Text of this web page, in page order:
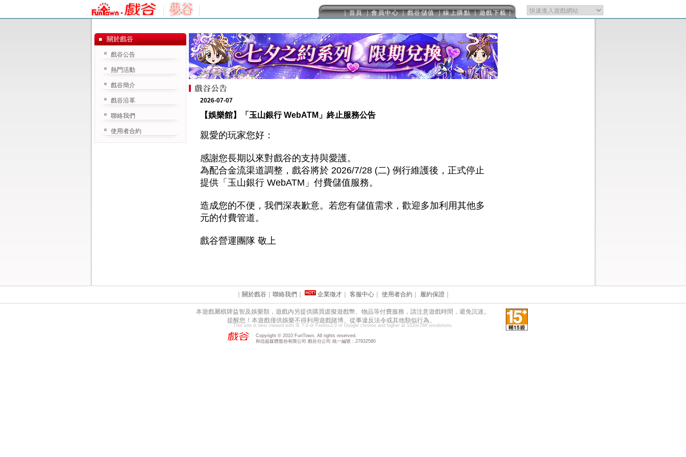
｜首頁 ｜會員中心 ｜戲谷儲值 ｜線上購點 ｜遊戲下載｜
2026-07-07
【娛樂館】「玉山銀行 WebATM」終止服務公告
親愛的玩家您好：
感謝您長期以來對戲谷的支持與愛護。
為配合金流渠道調整，戲谷將於 2026/7/28 (二) 例行維護後，正式停止
提供「玉山銀行 WebATM」付費儲值服務。
造成您的不便，我們深表歉意。若您有儲值需求，歡迎多加利用其他多
元的付費管道。
戲谷營運團隊 敬上
關於戲谷
戲谷公告
熱門活動
戲谷簡介
戲谷沿革
聯絡我們
使用者合約
關於戲谷 聯絡我們 企業徵才｜ 客服中心｜ 使用者合約｜ 履約保證｜
本遊戲屬棋牌益智及娛樂類，遊戲內另提供購買虛擬遊戲幣、物品等付費服務，請注意遊戲時間，避免沉迷。
提醒您！本遊戲僅供娛樂不得利用遊戲賭博、從事違反法令或其他類似行為。
This site is best viewed with IE 7.0 or Firefox2.0 or Google chrome and higher at 1020x768 resolutions.
Copyright © 2010 FunTown. All rights reserved.
和信超媒體股份有限公司 戲谷分公司 統一編號：27932580